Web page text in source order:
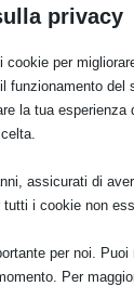
TUTTI GLI
privacy
per
funzionamento del
la tua
assicurati di
i cookie non
per noi.
Per